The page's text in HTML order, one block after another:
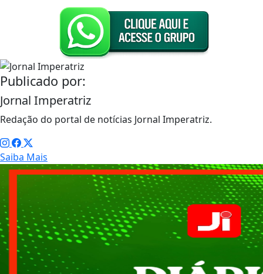
Publicado por:
Jornal Imperatriz
Redação do portal de notícias Jornal Imperatriz.
Saiba Mais